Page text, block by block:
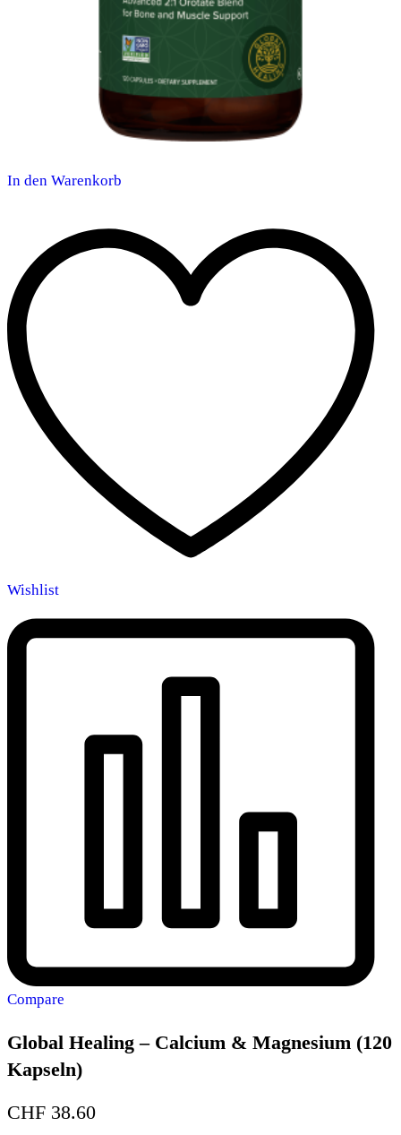
In den Warenkorb
Wishlist
Compare
Global Healing – Calcium & Magnesium (120
Kapseln)
CHF 38.60